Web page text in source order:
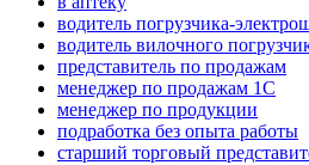
водитель погрузчика-
водитель вилочного
представитель по продажам
менеджер по продажам 1С
менеджер по продукции
подработка без опыта работы
старший торговый